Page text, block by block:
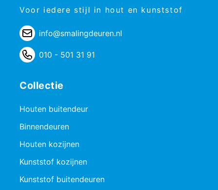
Voor iedere stijl in hout en kunststof
info@smalingdeuren.nl
010 - 501 31 91
Collectie
Houten buitendeur
Binnendeuren
Houten kozijnen
Kunststof kozijnen
Kunststof buitendeuren